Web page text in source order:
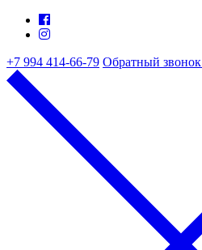
+7 994 414-66-79 Обратный звонок